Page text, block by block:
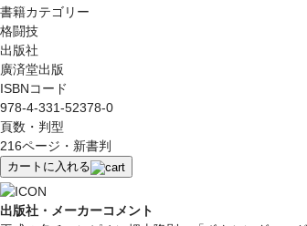
書籍カテゴリー
格闘技
出版社
廣済堂出版
ISBNコード
978-4-331-52378-0
頁数・判型
216ページ・新書判
カートに入れる
出版社・メーカーコメント